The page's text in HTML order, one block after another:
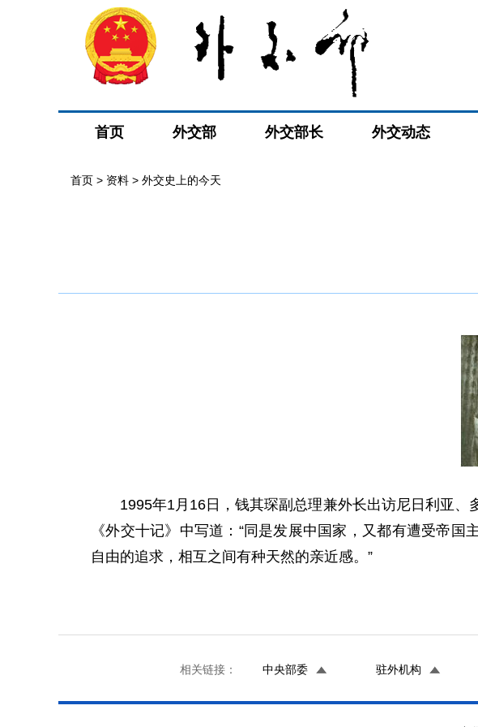
首页 外交部 外交部长 外交动态
首页 > 资料 > 外交史上的今天
1995年1月16日，钱其琛副总理兼外长出访尼日利亚、
《外交十记》中写道：“同是发展中国家，又都有遭受帝
自由的追求，相互之间有种天然的亲近感。”
相关链接： 中央部委 驻外机构